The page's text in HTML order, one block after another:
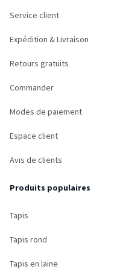
Service client
Expédition & Livraison
Retours gratuits
Commander
Modes de paiement
Espace client
Avis de clients
Produits populaires
Tapis
Tapis rond
Tapis en laine